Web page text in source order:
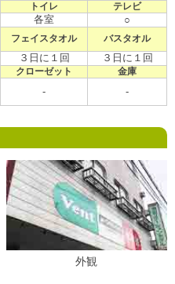
トイレ テレビ
各室 ○
フェイスタオル バスタオル
３日に１回 ３日に１回
クローゼット 金庫
-
-
外観